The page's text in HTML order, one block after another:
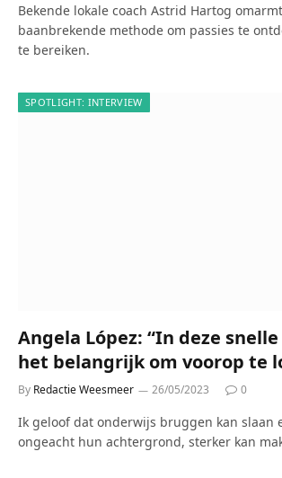
Bekende lokale coach Astrid Hartog
baanbrekende methode om passies te
te bereiken.
SPOTLIGHT: INTERVIEW
Angela López: “In deze
het belangrijk om voorop te
By Redactie Weesmeer 26/05/2023 0
Ik geloof dat onderwijs bruggen kan slaan
ongeacht hun achtergrond, sterker kan